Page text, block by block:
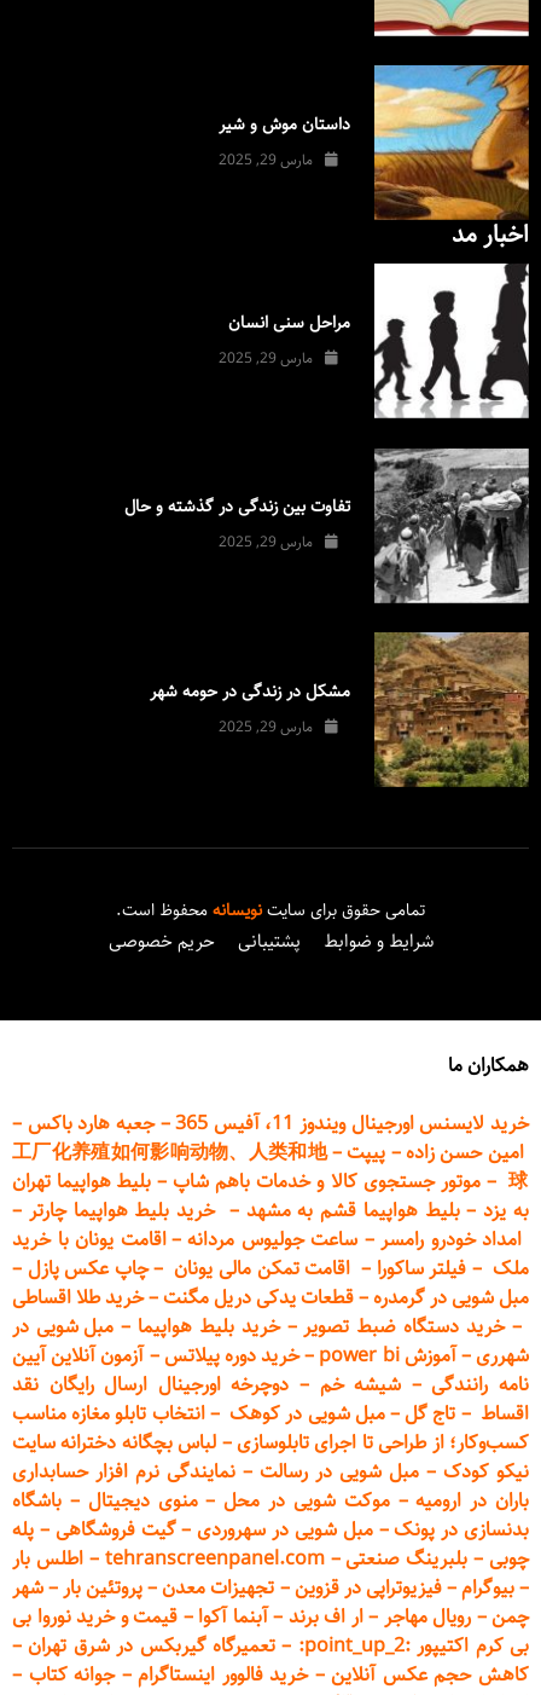
داستان موش و شیر
مارس 29, 2025
اخبار مد
مراحل سنی انسان
مارس 29, 2025
تفاوت بین زندگی در گذشته و حال
مارس 29, 2025
مشکل در زندگی در حومه شهر
مارس 29, 2025
تمامی حقوق برای سایتنویسانهمحفوظ است.
شرایط و ضوابط پشتیبانی حریم خصوصی
همکاران ما
خرید لایسنس اورجینال ویندوز 11، آفیس 365
–جعبه هارد باکس –
امین حسن زاده– پیپت–
工厂化养殖如何影响动物、人类和地
球
– موتور جستجوی کالا و خدمات باهم شاپ– بلیط هواپیما تهران
به یزد–بلیط هواپیما قشم به مشهد –خرید بلیط هواپیما چارتر –
امداد خودرو رامسر– ساعت جولیوس مردانه–اقامت یونان با خرید
ملک – فیلتر ساکورا – اقامت تمکن مالی یونان –چاپ عکس پازل –
مبل شویی در گرمدره–قطعاتیدکی دریل مگنت–خرید طلا اقساطی
–خرید دستگاه ضبط تصویر–خرید بلیط هواپیما –مبل شویی در
شهرری–آموزش power bi –خرید دورهپیلاتس–آزمون آنلاین آیین
نامه رانندگی– شیشه خم – دوچرخه اورجینال ارسال رایگان نقد
اقساط – تاج گل–مبل شویی در کوهک–انتخاب تابلو مغازه مناسب
کسب‌وکار؛ از طراحی تا اجرای تابلوسازی– لباس بچگانه دخترانه سایت
نیکو کودک – مبل شویی در رسالت – نمایندگی نرم افزار حسابداری
باران در ارومیه–موکت شویی در محل–منوی دیجیتال – باشگاه
بدنسازی در پونک–مبل شویی در سهروردی–گیت فروشگاهی – پله
چوبی – بلبرینگ صنعتی–
tehranscreenpanel.com
–اطلس بار
–بیوگرام–فیزیوتراپی در قزوین– تجهیزات معدن–پروتئین بار–شهر
چمن– رویال مهاجر –ار اف برند –آبنما آکوا – قیمت و خرید نوروا بی
بی کرم اکتیپور :point_up_2:
– تعمیرگاه گیربکس در شرق تهران–
کاهش حجم عکس آنلاین–خرید فالوور اینستاگرام–جوانه کتاب –